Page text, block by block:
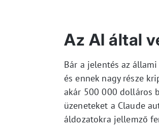
Az AI által
Bár a jelentés az
és ennek nagy része
akár 500 000 dolláros
üzeneteket a Claude
áldozatokra jellemző